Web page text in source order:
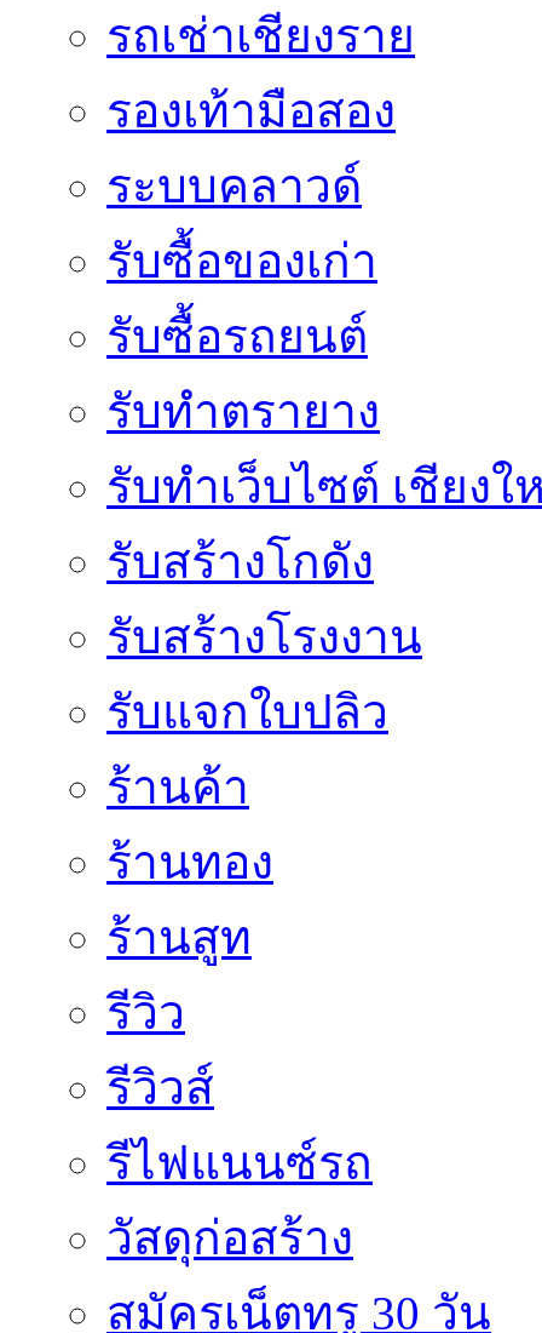
รถเช่าเชียงราย
รองเท้ามือสอง
ระบบคลาวด์
รับซื้อของเก่า
รับซื้อรถยนต์
รับทำตรายาง
รับทำเว็บไซต์ เชียงใ
รับสร้างโกดัง
รับสร้างโรงงาน
รับแจกใบปลิว
ร้านค้า
ร้านทอง
ร้านสูท
รีวิว
รีวิวส์
รีไฟแนนซ์รถ
วัสดุก่อสร้าง
สมัครเน็ตทรู 30 วัน